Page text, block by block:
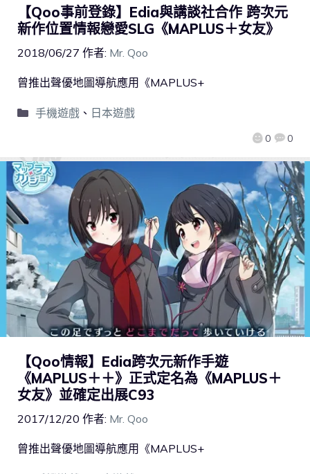
【Qoo事前登錄】Edia與講談社合作 跨次元
新作位置情報戀愛SLG《MAPLUS＋女友》
2018/06/27 作者: Mr. Qoo
0 0
曾推出聲優地圖導航應用《MAPLUS+
手機遊戲、 日本遊戲
【Qoo情報】Edia跨次元新作手遊
《MAPLUS＋＋》正式定名為《MAPLUS＋
女友》並確定出展C93
2017/12/20 作者: Mr. Qoo
曾推出聲優地圖導航應用《MAPLUS+